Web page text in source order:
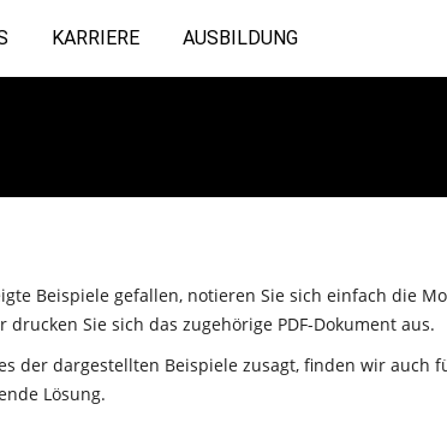
KARRIERE AUSBILDUNG
Beispiele gefallen, notieren Sie sich einfach die
drucken Sie sich das zugehörige PDF-Dokument aus.
der dargestellten Beispiele zusagt, finden wir auch
Lösung.